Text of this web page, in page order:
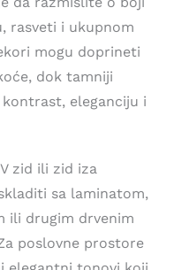
rasveti i ukupnom
mogu doprineti
dok tamniji
eleganciju i
zid ili zid iza
sa laminatom,
ili drugim drvenim
poslovne prostore